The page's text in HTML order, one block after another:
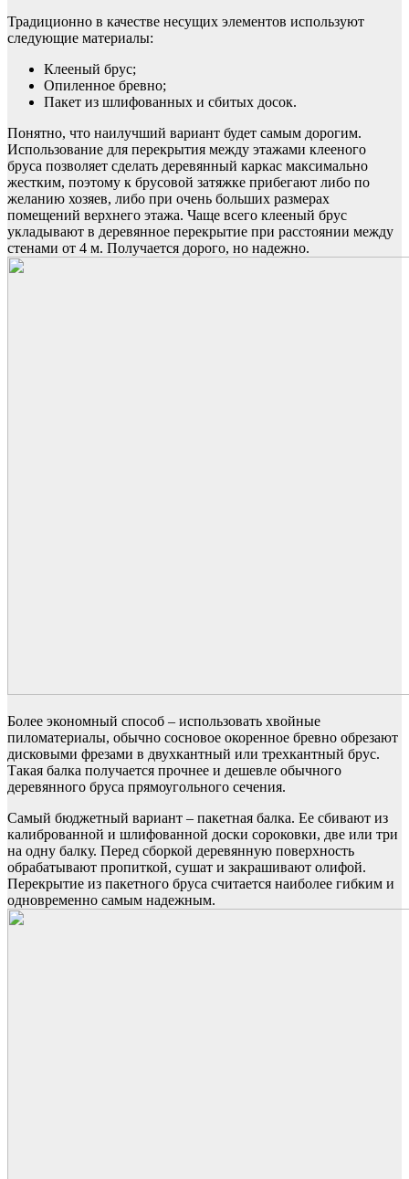
Традиционно в качестве несущих элементов используют
следующие материалы:
Клееный брус;
Опиленное бревно;
Пакет из шлифованных и сбитых досок.
Понятно, что наилучший вариант будет самым дорогим.
Использование для перекрытия между этажами клееного
бруса позволяет сделать деревянный каркас максимально
жестким, поэтому к брусовой затяжке прибегают либо по
желанию хозяев, либо при очень больших размерах
помещений верхнего этажа. Чаще всего клееный брус
укладывают в деревянное перекрытие при расстоянии между
стенами от 4 м. Получается дорого, но надежно.
Более экономный способ – использовать хвойные
пиломатериалы, обычно сосновое окоренное бревно обрезают
дисковыми фрезами в двухкантный или трехкантный брус.
Такая балка получается прочнее и дешевле обычного
деревянного бруса прямоугольного сечения.
Самый бюджетный вариант – пакетная балка. Ее сбивают из
калиброванной и шлифованной доски сороковки, две или три
на одну балку. Перед сборкой деревянную поверхность
обрабатывают пропиткой, сушат и закрашивают олифой.
Перекрытие из пакетного бруса считается наиболее гибким и
одновременно самым надежным.